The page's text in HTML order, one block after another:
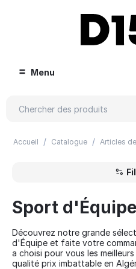
Menu
Accueil / Catalogue / Articles
Sport d'Équipe
Découvrez notre grande
d'Équipe et faite votre
a choisi pour vous les
qualité prix imbattable en